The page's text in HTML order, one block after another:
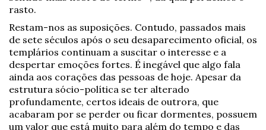
rasto.
Restam-nos as suposições. Contudo, passados mais
de sete séculos após o seu desaparecimento oficial, os
templários continuam a suscitar o interesse e a
despertar emoções fortes. É inegável que algo fala
ainda aos corações das pessoas de hoje. Apesar da
estrutura sócio-política se ter alterado
profundamente, certos ideais de outrora, que
acabaram por se perder ou ficar dormentes, possuem
um valor que está muito para além do tempo e das